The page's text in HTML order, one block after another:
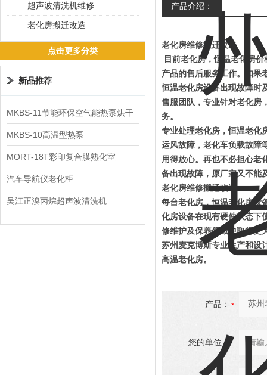
产品介绍：
老化房维修搬迁改造
目前老化房，恒温老化房
产品的售后服务工作。如果
恒温老化房设备出现故障时
售服团队，专业针对老化房
务。
专业处理老化房，恒温老化
运风故障，老化车负载故障
用得放心。再也不必担心老
备出现故障，原厂家又不能
老化房维修搬迁改造
每台老化房，恒温老化房设
化房设备在现有硬件状态下
修维护及保养领域中取得更
苏州麦克博斯专业生产和设
高温老化房。
产品：
您的单位：
超声波清洗机维修
老化房搬迁改造
点击更多分类
新品推荐
MKBS-11节能环保空气能热泵烘干
机
MKBS-10高温型热泵
MORT-18T彩印复合膜熟化室
汽车导航仪老化柜
吴江正溴丙烷超声波清洗机